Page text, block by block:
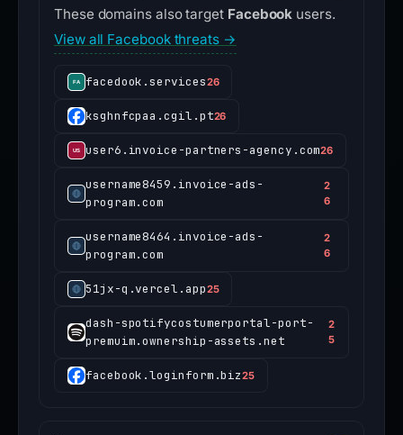
These domains also target Facebook users.
View all Facebook threats →
facedook.services26
ksghnfcpaa.cgil.pt26
user6.invoice-partners-agency.com26
username8459.invoice-ads-
program.com
2
6
username8464.invoice-ads-
program.com
2
6
51jx-q.vercel.app25
dash-spotifycostumerportal-port-
premuim.ownership-assets.net
2
5
facebook.loginform.biz25